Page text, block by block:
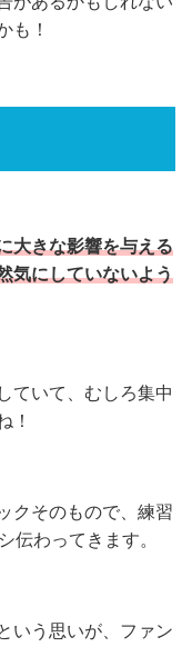
も！
大きな影響を与える
気にしていないよう
ていて、むしろ集中
！
クそのもので、練習
伝わってきます。
いう思いが、ファン